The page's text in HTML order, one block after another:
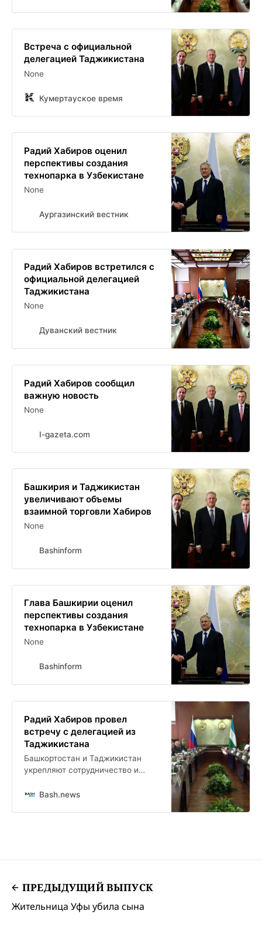
Встреча с официальной
делегацией Таджикистана
None
Кумертауское время
Радий Хабиров оценил
перспективы создания
технопарка в Узбекистане
None
Аургазинский вестник
Радий Хабиров встретился с
официальной делегацией
Таджикистана
None
Дуванский вестник
Радий Хабиров сообщил
важную новость
None
I-gazeta.com
Башкирия и Таджикистан
увеличивают объемы
взаимной торговли Хабиров
None
Bashinform
Глава Башкирии оценил
перспективы создания
технопарка в Узбекистане
None
Bashinform
Радий Хабиров провел
встречу с делегацией из
Таджикистана
Башкортостан и Таджикистан
укрепляют сотрудничество и
Об этом стало известно сегодня
Bash.news
ПРЕДЫДУЩИЙ ВЫПУСК
Жительница Уфы убила сына